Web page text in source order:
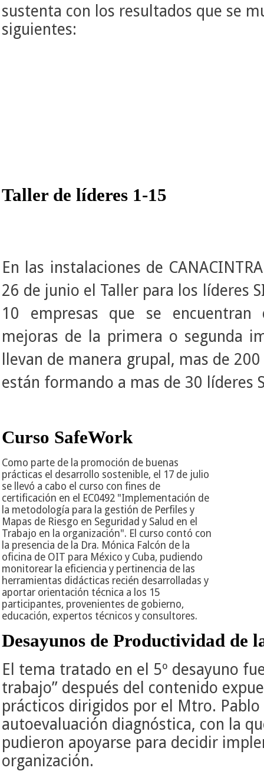
sustenta con los resultados que se
siguientes:
Taller de líderes 1-15
En las instalaciones de
26 de junio el Taller para los líderes
10 empresas que se
mejoras de la primera o segunda
llevan de manera grupal, mas de
están formando a mas de 30 líderes
Curso SafeWork
Como parte de la promoción de buenas
prácticas el desarrollo sostenible, el 17 de julio
se llevó a cabo el curso con fines de
certificación en el EC0492 "Implementación de
la metodología para la gestión de Perfiles y
Mapas de Riesgo en Seguridad y Salud en el
Trabajo en la organización". El curso contó con
la presencia de la Dra. Mónica Falcón de la
oficina de OIT para México y Cuba, pudiendo
monitorear la eficiencia y pertinencia de las
herramientas didácticas recién desarrolladas y
aportar orientación técnica a los 15
participantes, provenientes de gobierno,
educación, expertos técnicos y consultores.
Desayunos de Productividad de
El tema tratado en el 5º desayuno
trabajo” después del contenido
prácticos dirigidos por el Mtro. Pablo
autoevaluación diagnóstica, con la
pudieron apoyarse para decidir
organización.